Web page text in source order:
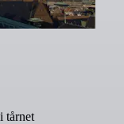
tårnet